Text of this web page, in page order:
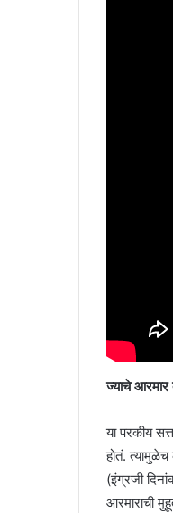
ज्याचे
या परकीय
होतं.
(इंग्रजी
आरमाराची